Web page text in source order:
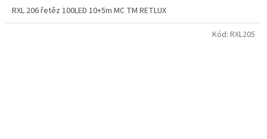
RXL 206 řetěz 100LED 10+5m MC TM RETLUX
Kód: RXL205